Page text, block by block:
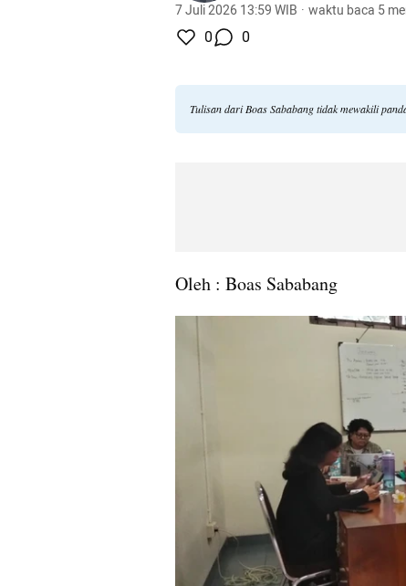
7 Juli 2026 13:59 WIB · waktu baca 5
0 0
Tulisan dari Boas Sababang tidak mewakili
Oleh : Boas Sababang